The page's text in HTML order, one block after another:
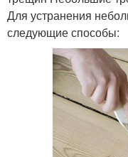
Для устранения
следующие способы: